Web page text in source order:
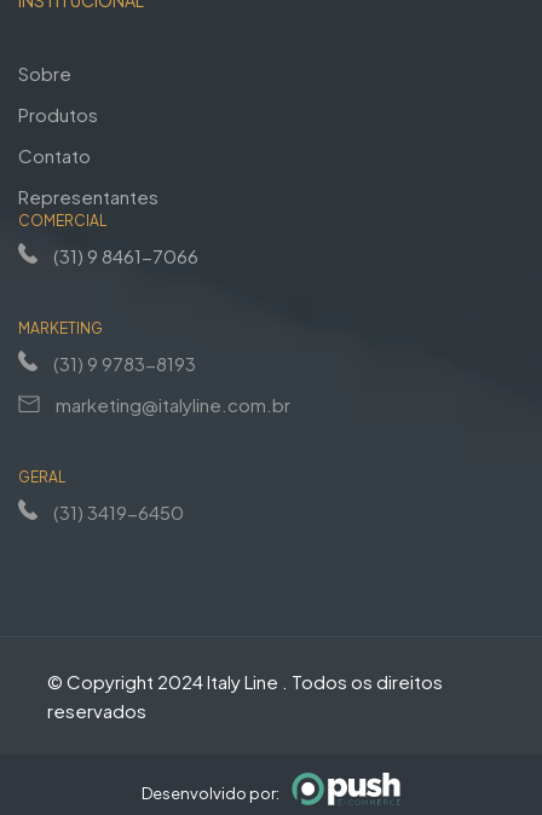
Sobre
Produtos
Contato
Representantes
COMERCIAL
(31) 9 8461-7066
MARKETING
(31) 9 9783-8193
marketing@italyline.com.br
GERAL
(31) 3419-6450
© Copyright 2024 Italy Line . Todos os direitos
reservados
Desenvolvido por: